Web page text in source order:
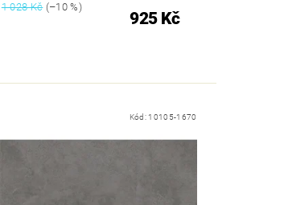
1 028 Kč(–10 %)
925 Kč
Kód: 10105-1670